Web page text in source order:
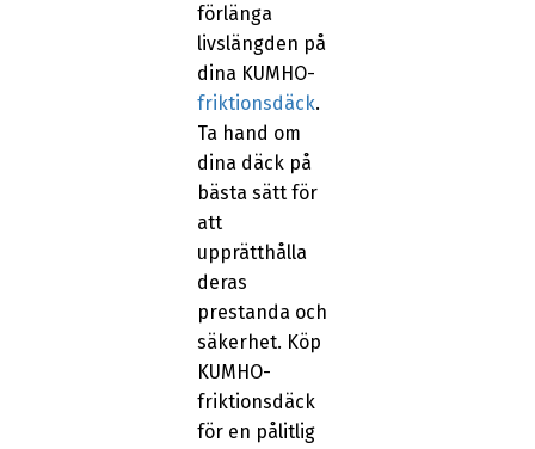
förlänga
livslängden på
dina KUMHO-
friktionsdäck.
Ta hand om
dina däck på
bästa sätt för
att
upprätthålla
deras
prestanda och
säkerhet. Köp
KUMHO-
friktionsdäck
för en pålitlig